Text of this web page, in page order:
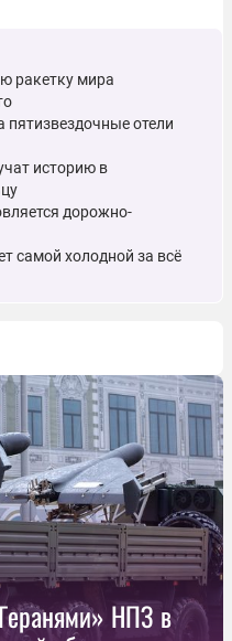
ракетку мира
пятизвездочные отели
историю в
дорожно-
самой холодной за всё
НПЗ в